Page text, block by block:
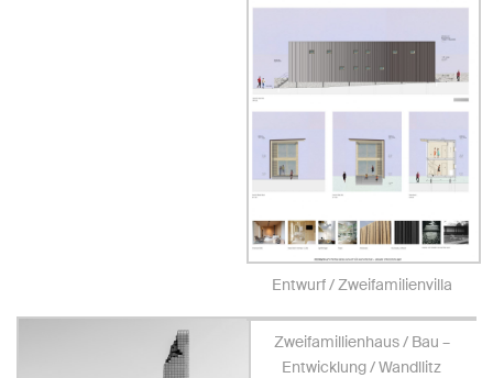
Entwurf / Zweifamilienvilla
Zweifamillienhaus / Bau –
Entwicklung / Wandllitz